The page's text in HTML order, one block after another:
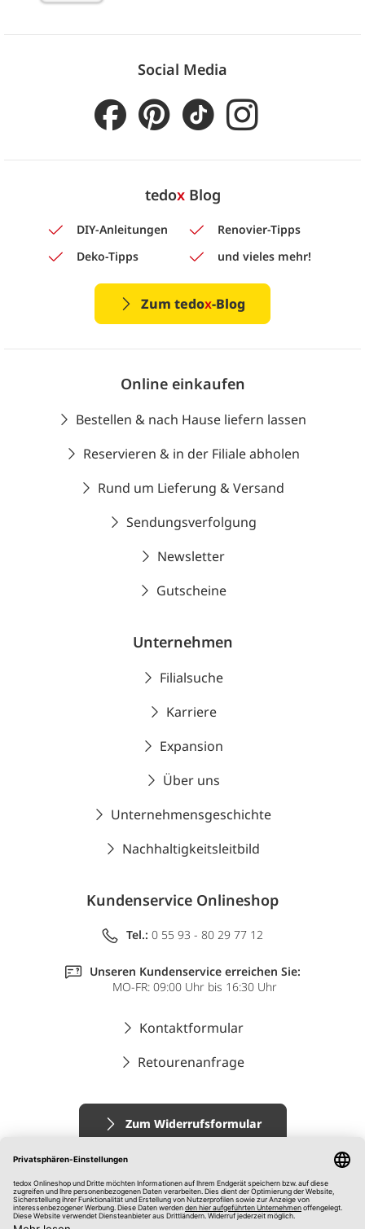
Social Media
tedoxBlog
DIY-Anleitungen
Renovier-Tipps
Deko-Tipps
und vieles mehr!
Zum tedox-Blog
Online einkaufen
Bestellen & nach Hause liefern lassen
Reservieren & in der Filiale abholen
Rund um Lieferung & Versand
Sendungsverfolgung
Newsletter
Gutscheine
Unternehmen
Filialsuche
Karriere
Expansion
Über uns
Unternehmensgeschichte
Nachhaltigkeitsleitbild
Kundenservice Onlineshop
Tel.: 0 55 93 - 80 29 77 12
Unseren Kundenservice erreichen Sie:
MO-FR: 09:00 Uhr bis 16:30 Uhr
Kontaktformular
Retourenanfrage
Zum Widerrufsformular
Impressum
AGB